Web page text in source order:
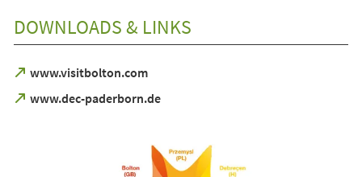
DOWNLOADS & LINKS
www.visitbolton.com
(Öffnet
einemwww.dec-paderborn.de
(Öffnet